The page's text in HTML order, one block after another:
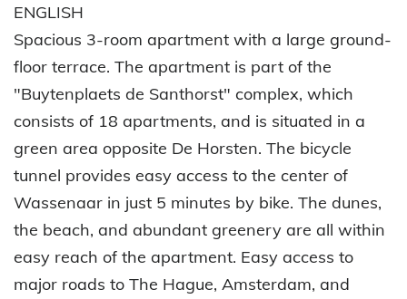
ENGLISH
Spacious 3-room apartment with a large ground-
floor terrace. The apartment is part of the
"Buytenplaets de Santhorst" complex, which
consists of 18 apartments, and is situated in a
green area opposite De Horsten. The bicycle
tunnel provides easy access to the center of
Wassenaar in just 5 minutes by bike. The dunes,
the beach, and abundant greenery are all within
easy reach of the apartment. Easy access to
major roads to The Hague, Amsterdam, and